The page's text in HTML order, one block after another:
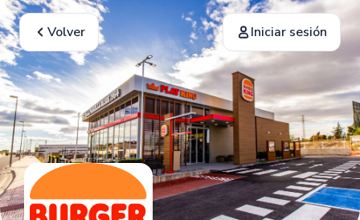
Volver Iniciar sesión